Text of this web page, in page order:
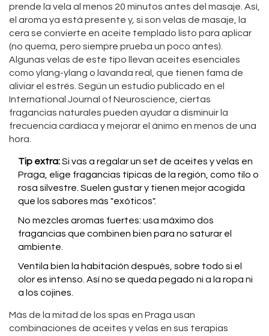
prende la vela al menos 20 minutos antes del masaje. Así,
el aroma ya está presente y, si son velas de masaje, la
cera se convierte en aceite templado listo para aplicar
(no quema, pero siempre prueba un poco antes).
Algunas velas de este tipo llevan aceites esenciales
como ylang-ylang o lavanda real, que tienen fama de
aliviar el estrés. Según un estudio publicado en el
International Journal of Neuroscience, ciertas
fragancias naturales pueden ayudar a disminuir la
frecuencia cardíaca y mejorar el ánimo en menos de una
hora.
Tip extra:Si vas a regalar un set de aceites y velas en
Praga, elige fragancias típicas de la región, como tilo o
rosa silvestre. Suelen gustar y tienen mejor acogida
que los sabores más "exóticos".
No mezcles aromas fuertes: usa máximo dos
fragancias que combinen bien para no saturar el
ambiente.
Ventila bien la habitación después, sobre todo si el
olor es intenso. Así no se queda pegado ni a la ropa ni
a los cojines.
Más de la mitad de los spas en Praga usan
combinaciones de aceites y velas en sus terapias